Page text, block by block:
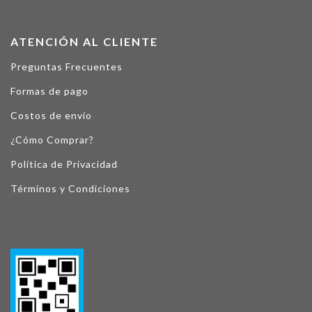
ATENCIÓN AL CLIENTE
Preguntas Frecuentes
Formas de pago
Costos de envío
¿Cómo Comprar?
Política de Privacidad
Términos y Condiciones